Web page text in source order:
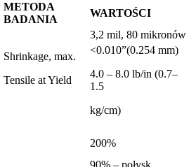
METODA
BADANIA
WARTOŚCI
3,2 mil, 80 mikronów
Shrinkage, max.
Tensile at Yield
<0.010”(0.254 mm)
4.0 – 8.0 lb/in (0.7–
1.5
kg/cm)
200%